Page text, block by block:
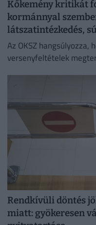
Kőkemény kritikát
kormánnyal
látszatintézkedés,
Az OKSZ hangsúlyozza,
versenyfeltételek
Rendkívüli döntés
miatt: gyökeresen